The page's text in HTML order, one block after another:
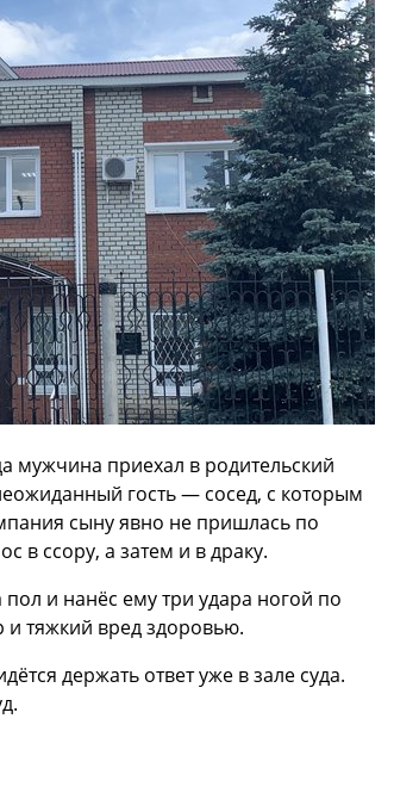
мужчина приехал в родительский
гость — сосед, с которым
сыну явно не пришлась по
в ссору, а затем и в драку.
и нанёс ему три удара ногой по
тяжкий вред здоровью.
держать ответ уже в зале суда.